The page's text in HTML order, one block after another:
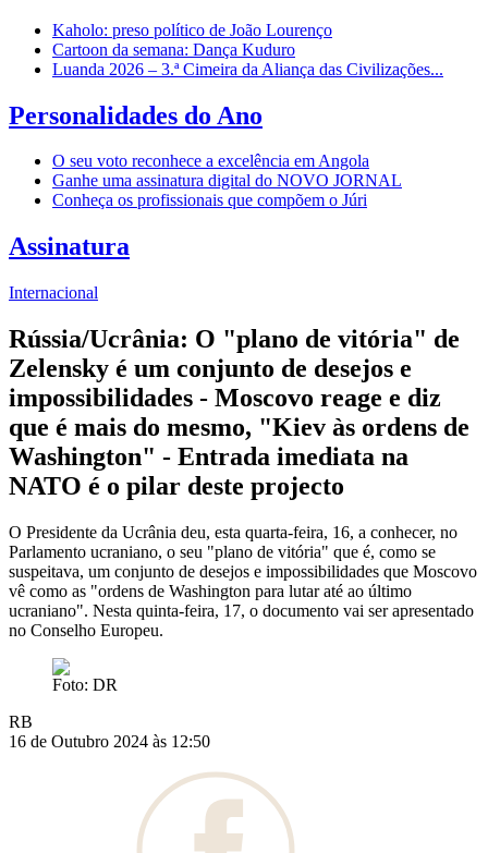
Kaholo: preso político de João Lourenço
Cartoon da semana: Dança Kuduro
Luanda 2026 – 3.ª Cimeira da Aliança das Civilizações...
Personalidades do Ano
O seu voto reconhece a excelência em Angola
Ganhe uma assinatura digital do NOVO JORNAL
Conheça os profissionais que compõem o Júri
Assinatura
Internacional
Rússia/Ucrânia: O "plano de vitória" de
Zelensky é um conjunto de desejos e
impossibilidades - Moscovo reage e diz
que é mais do mesmo, "Kiev às ordens de
Washington" - Entrada imediata na
NATO é o pilar deste projecto
O Presidente da Ucrânia deu, esta quarta-feira, 16, a conhecer, no
Parlamento ucraniano, o seu "plano de vitória" que é, como se
suspeitava, um conjunto de desejos e impossibilidades que Moscovo
vê como as "ordens de Washington para lutar até ao último
ucraniano". Nesta quinta-feira, 17, o documento vai ser apresentado
no Conselho Europeu.
Foto: DR
RB
16 de Outubro 2024 às 12:50